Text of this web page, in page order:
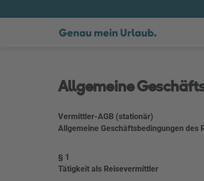
Allgemeine
Vermittler-AGB (stationär)
Allgemeine Geschäftsbedingungen des
§ 1
Tätigkeit als Reisevermittler